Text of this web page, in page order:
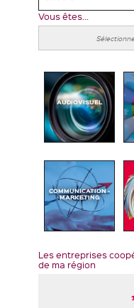
Vous êtes...
AUDIOVISUEL
COMMUNICATION -
MARKETING
Les entreprises
de ma région